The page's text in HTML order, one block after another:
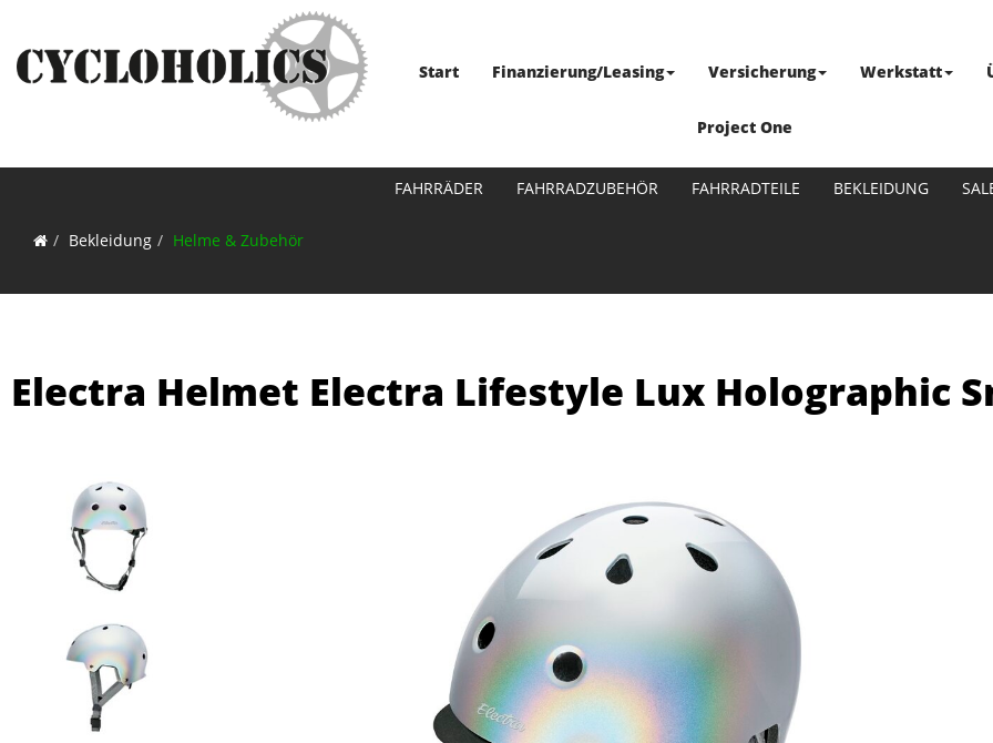
Start Finanzierung/Leasing Versicherung Werkstatt
Project One
FAHRRÄDER FAHRRADZUBEHÖR FAHRRADTEILE BEKLEIDUNG
Bekleidung Helme & Zubehör
Electra Helmet Electra Lifestyle Lux Holographic